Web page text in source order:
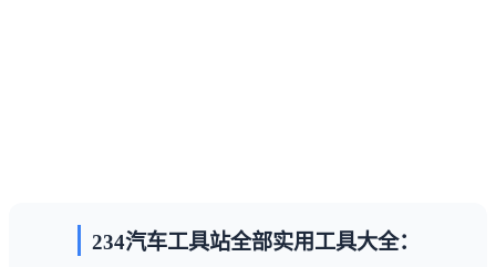
234汽车工具站全部实用工具大全：